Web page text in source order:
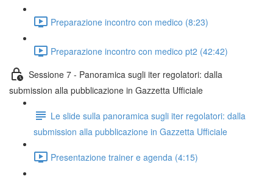
Preparazione incontro con medico (8:23)
Preparazione incontro con medico pt2 (42:42)
Sessione 7 - Panoramica sugli iter regolatori: dalla
submission alla pubblicazione in Gazzetta Ufficiale
Le slide sulla panoramica sugli iter regolatori: dalla
submission alla pubblicazione in Gazzetta Ufficiale
Presentazione trainer e agenda (4:15)